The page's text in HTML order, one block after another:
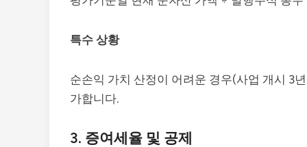
특수 상황
순손익 가치 산정이 어려운 경우(사업 개시 3
가합니다.
3. 증여세율 및 공제